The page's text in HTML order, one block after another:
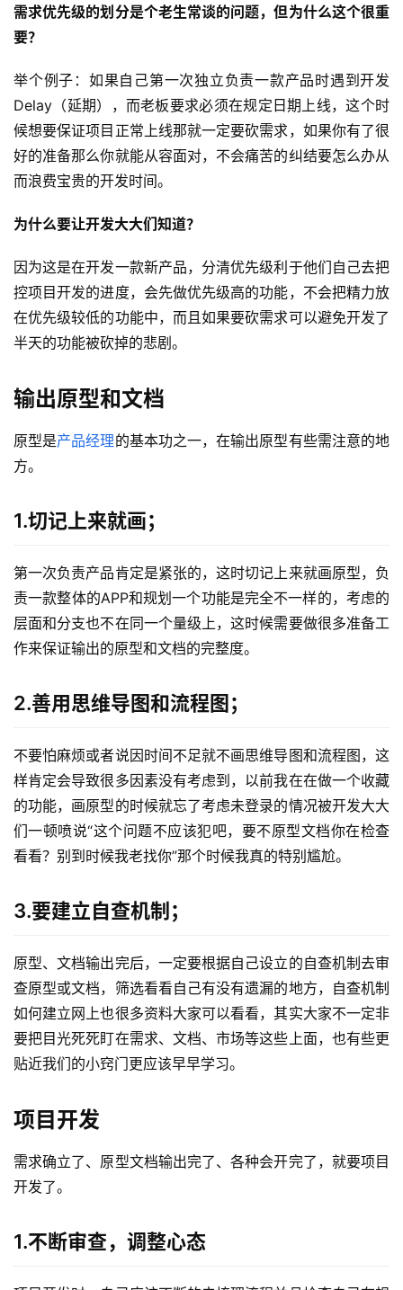
需求优先级的划分是个老生常谈的问题，但为什么这个很重
要？
举个例子：如果自己第一次独立负责一款产品时遇到开发
Delay（延期），而老板要求必须在规定日期上线，这个时
候想要保证项目正常上线那就一定要砍需求，如果你有了很
好的准备那么你就能从容面对，不会痛苦的纠结要怎么办从
而浪费宝贵的开发时间。
为什么要让开发大大们知道？
因为这是在开发一款新产品，分清优先级利于他们自己去把
控项目开发的进度，会先做优先级高的功能，不会把精力放
在优先级较低的功能中，而且如果要砍需求可以避免开发了
半天的功能被砍掉的悲剧。
输出原型和文档
原型是产品经理的基本功之一，在输出原型有些需注意的地
方。
1.切记上来就画；
第一次负责产品肯定是紧张的，这时切记上来就画原型，负
责一款整体的APP和规划一个功能是完全不一样的，考虑的
层面和分支也不在同一个量级上，这时候需要做很多准备工
作来保证输出的原型和文档的完整度。
2.善用思维导图和流程图；
不要怕麻烦或者说因时间不足就不画思维导图和流程图，这
样肯定会导致很多因素没有考虑到，以前我在在做一个收藏
的功能，画原型的时候就忘了考虑未登录的情况被开发大大
们一顿喷说“这个问题不应该犯吧，要不原型文档你在检查
看看？别到时候我老找你”那个时候我真的特别尴尬。
3.要建立自查机制；
原型、文档输出完后，一定要根据自己设立的自查机制去审
查原型或文档，筛选看看自己有没有遗漏的地方，自查机制
如何建立网上也很多资料大家可以看看，其实大家不一定非
要把目光死死盯在需求、文档、市场等这些上面，也有些更
贴近我们的小窍门更应该早早学习。
项目开发
需求确立了、原型文档输出完了、各种会开完了，就要项目
开发了。
1.不断审查，调整心态